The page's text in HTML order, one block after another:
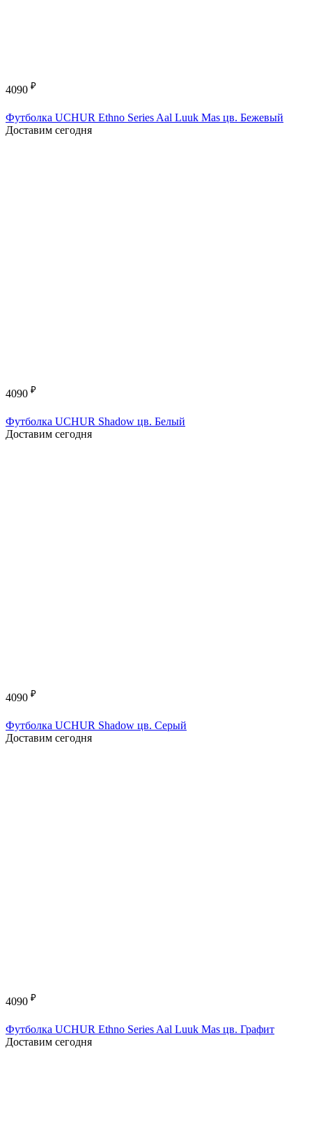
4090 ₽
Футболка UCHUR Ethno Series Aal Luuk Mas цв. Бежевый
Доставим сегодня
4090 ₽
Футболка UCHUR Shadow цв. Белый
Доставим сегодня
4090 ₽
Футболка UCHUR Shadow цв. Серый
Доставим сегодня
4090 ₽
Футболка UCHUR Ethno Series Aal Luuk Mas цв. Графит
Доставим сегодня